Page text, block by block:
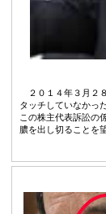
２０１４年３月２
タッチしていなかっ
この株主代表訴訟の
膿を出し切ることを